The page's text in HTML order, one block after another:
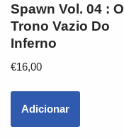
Spawn Vol. 04 : O
Trono Vazio Do
Inferno
€16,00
Adicionar